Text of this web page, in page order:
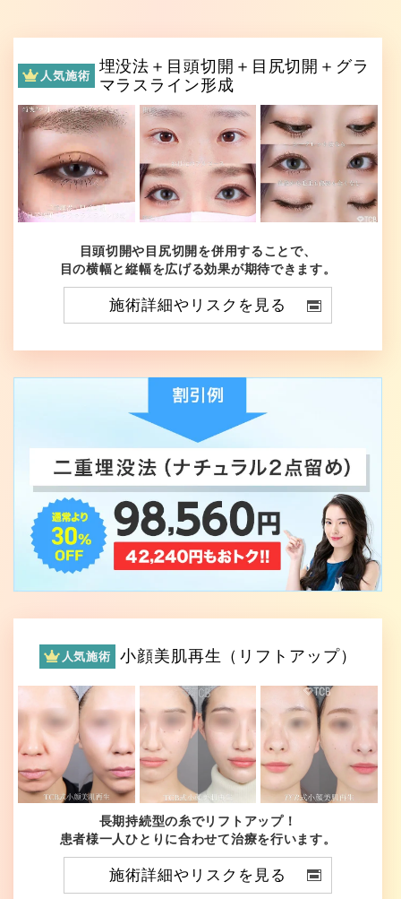
人気施術
埋没法＋目頭切開＋目尻切開＋グラ
マラスライン形成
目頭切開や目尻切開を併用することで、
目の横幅と縦幅を広げる効果が期待できます。
施術詳細やリスクを見る
人気施術 小顔美肌再生（リフトアップ）
長期持続型の糸でリフトアップ！
患者様一人ひとりに合わせて治療を行います。
施術詳細やリスクを見る